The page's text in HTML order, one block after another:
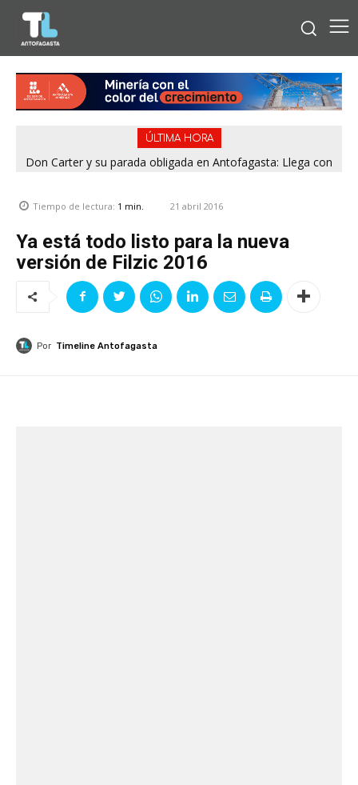
ÚLTIMA HORA
Don Carter y su parada obligada en Antofagasta: Llega con
Tiempo de lectura: 1 min. 21 abril 2016
Ya está todo listo para la nueva
versión de Filzic 2016
Por Timeline Antofagasta